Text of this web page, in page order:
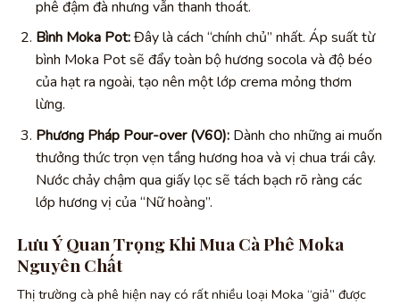
phê đậm đà nhưng vẫn thanh thoát.
Bình Moka Pot:Đây là cách “chính chủ” nhất. Áp suất từ
bình Moka Pot sẽ đẩy toàn bộ hương socola và độ béo
của hạt ra ngoài, tạo nên một lớp crema mỏng thơm
lừng.
Phương Pháp Pour-over (V60):Dành cho những ai muốn
thưởng thức trọn vẹn tầng hương hoa và vị chua trái cây.
Nước chảy chậm qua giấy lọc sẽ tách bạch rõ ràng các
lớp hương vị của “Nữ hoàng”.
Lưu Ý Quan Trọng Khi Mua Cà Phê Moka
Nguyên Chất
Thị trường cà phê hiện nay có rất nhiều loại Moka “giả” được